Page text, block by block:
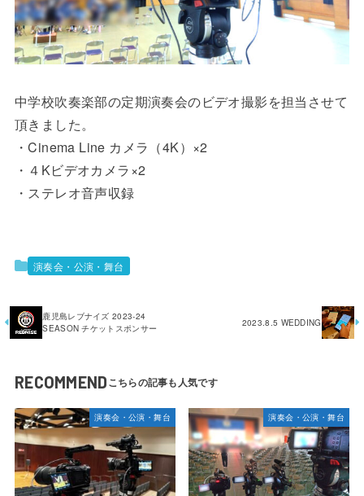
中学校吹奏楽部の定期演奏会のビデオ撮影を担当させて
頂きました。
・Cinema Line カメラ（4K）×2
・４Kビデオカメラ×2
・ステレオ音声収録
演奏会・公演・舞台
鹿児島レブナイズ 2023-24
SEASON チケットスポンサー
2023.8.5 WEDDING
RECOMMEND
演奏会・公演・舞台 演奏会・公演・舞台